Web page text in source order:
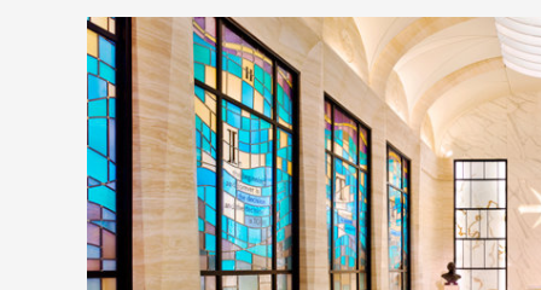
A
Szcientológia
Egyház
a
lelkészi
titok
bizalmassága